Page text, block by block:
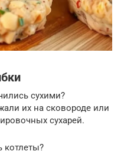
сухими?
их на сковороде или
сухарей.
котлеты?